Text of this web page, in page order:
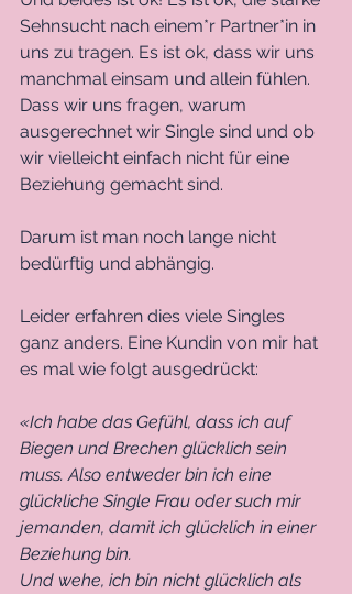
Sehnsucht nach einem*r Partner*in in
uns zu tragen. Es ist ok, dass wir uns
manchmal einsam und allein fühlen.
Dass wir uns fragen, warum
ausgerechnet wir Single sind und ob
wir vielleicht einfach nicht für eine
Beziehung gemacht sind.
Darum ist man noch lange nicht
bedürftig und abhängig.
Leider erfahren dies viele Singles
ganz anders. Eine Kundin von mir hat
es mal wie folgt ausgedrückt:
«Ich habe das Gefühl, dass ich auf
Biegen und Brechen glücklich sein
muss. Also entweder bin ich eine
glückliche Single Frau oder such mir
jemanden, damit ich glücklich in einer
Beziehung bin.
Und wehe, ich bin nicht glücklich als